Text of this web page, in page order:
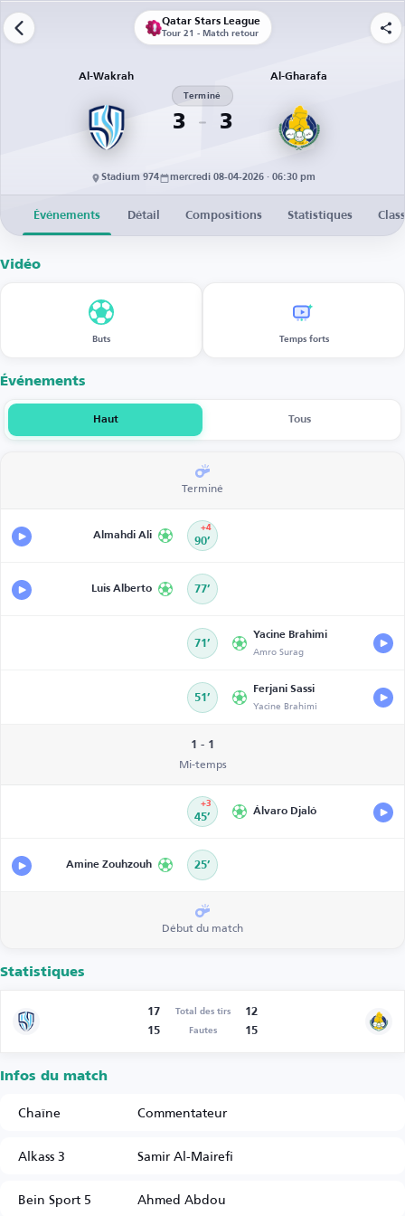
Qatar Stars League
Tour 21 - Match retour
Al-Wakrah
3
Terminé
3
Al-Gharafa
Stadium 974 mercredi 08-04-2026 · 06:30 pm
Événements Détail Compositions Statistiques
Vidéo
Buts Temps forts
Événements
Haut Tous
Terminé
Almahdi Ali 90’
+4
Luis Alberto 77’
71’
Yacine Brahimi
Amro Surag
51’
Ferjani Sassi
Yacine Brahimi
1 - 1
Mi-temps
45’
+3
Álvaro Djaló
Amine Zouhzouh 25’
Début du match
Statistiques
17 Total des tirs
12
15
Fautes 15
Infos du match
Chaîne
Commentateur
Alkass 3
Samir Al-Mairefi
Bein Sport 5
Ahmed Abdou